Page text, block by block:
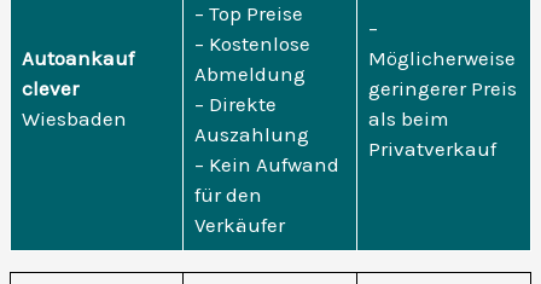
Autoankauf
clever
Wiesbaden
– Top Preise
– Kostenlose
Abmeldung
– Direkte
Auszahlung
– Kein Aufwand
für den
Verkäufer
–
Möglicherweise
geringerer Preis
als beim
Privatverkauf